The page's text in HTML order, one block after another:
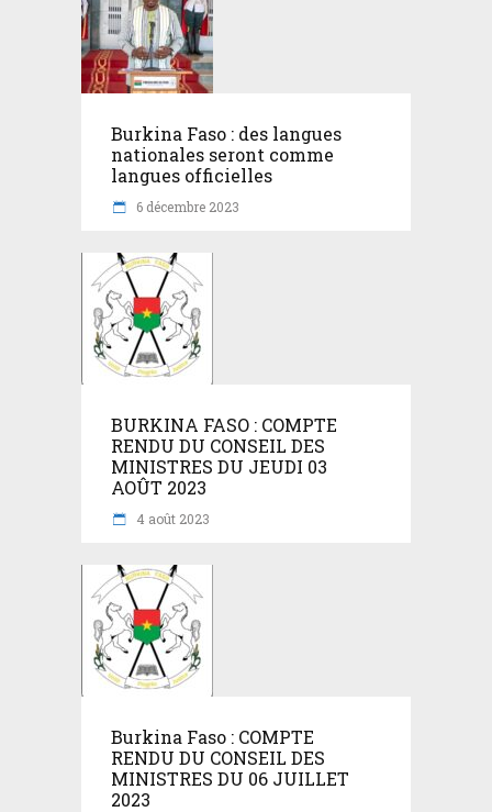
Burkina Faso : des langues
nationales seront comme
langues officielles
6 décembre 2023
BURKINA FASO : COMPTE
RENDU DU CONSEIL DES
MINISTRES DU JEUDI 03
AOÛT 2023
4 août 2023
Burkina Faso : COMPTE
RENDU DU CONSEIL DES
MINISTRES DU 06 JUILLET
2023